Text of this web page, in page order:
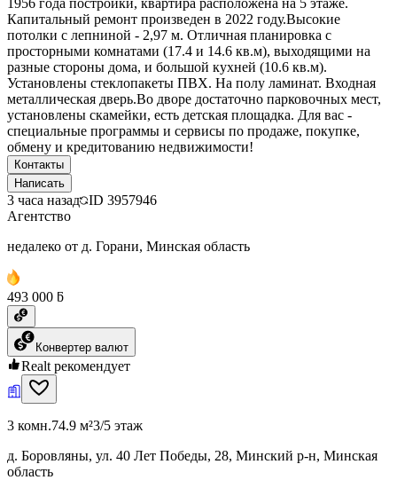
Капитальный ремонт произведен в 2022 году.Высокие
потолки с лепниной - 2,97 м. Отличная планировка с
просторными комнатами (17.4 и 14.6 кв.м), выходящими на
разные стороны дома, и большой кухней (10.6 кв.м).
Установлены стеклопакеты ПВХ. На полу ламинат. Входная
металлическая дверь.Во дворе достаточно парковочных мест,
установлены скамейки, есть детская площадка. Для вас -
специальные программы и сервисы по продаже, покупке,
обмену и кредитованию недвижимости!
Контакты
Написать
3 часа назад ID 3957946
Агентство
недалеко от д. Горани, Минская область
493 000 ƃ
Конвертер валют
Realt рекомендует
3 комн.74.9 м²3/5 этаж
д. Боровляны, ул. 40 Лет Победы, 28, Минский р-н, Минская
область